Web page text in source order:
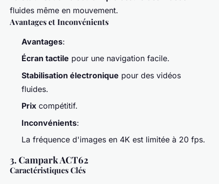
fluides même en mouvement.
Avantages et Inconvénients
Avantages:
Écran tactile pour une navigation facile.
Stabilisation électronique pour des vidéos
fluides.
Prix compétitif.
Inconvénients:
La fréquence d'images en 4K est limitée à 20 fps.
3. Campark ACT62
Caractéristiques Clés